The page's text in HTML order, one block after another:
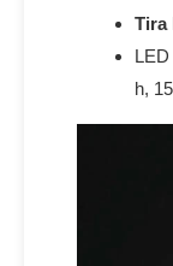
Tira
h,